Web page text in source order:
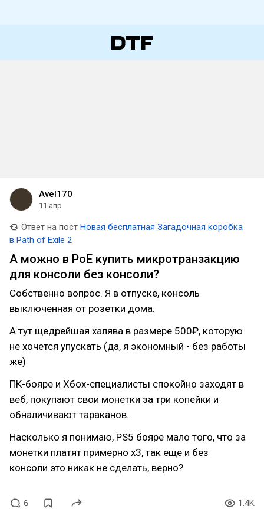
Avel170
11 апр
Ответ на пост Новая бесплатная Загадочная коробка
в Path of Exile 2
А можно в PoE купить микротранзакцию
для консоли без консоли?
Собственно вопрос. Я в отпуске, консоль
выключенная от розетки дома.
А тут щедрейшая халява в размере 500₽, которую
не хочется упускать (да, я экономный - без работы
же)
ПК-бояре и Хбох-специалисты спокойно заходят в
веб, покупают свои монетки за три копейки и
обналичивают тараканов.
Насколько я понимаю, PS5 бояре мало того, что за
монетки платят примерно х3, так еще и без
консоли это никак не сделать, верно?
6 1.4K